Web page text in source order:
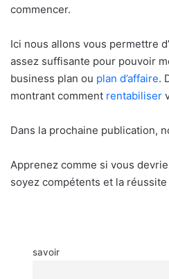
commencer.
Ici nous allons vous permettre
assez suffisante pour pouvoir
business plan ou plan d’affaire.
montrant comment rentabiliser
Dans la prochaine publication,
Apprenez comme si vous
soyez compétents et la
savoir